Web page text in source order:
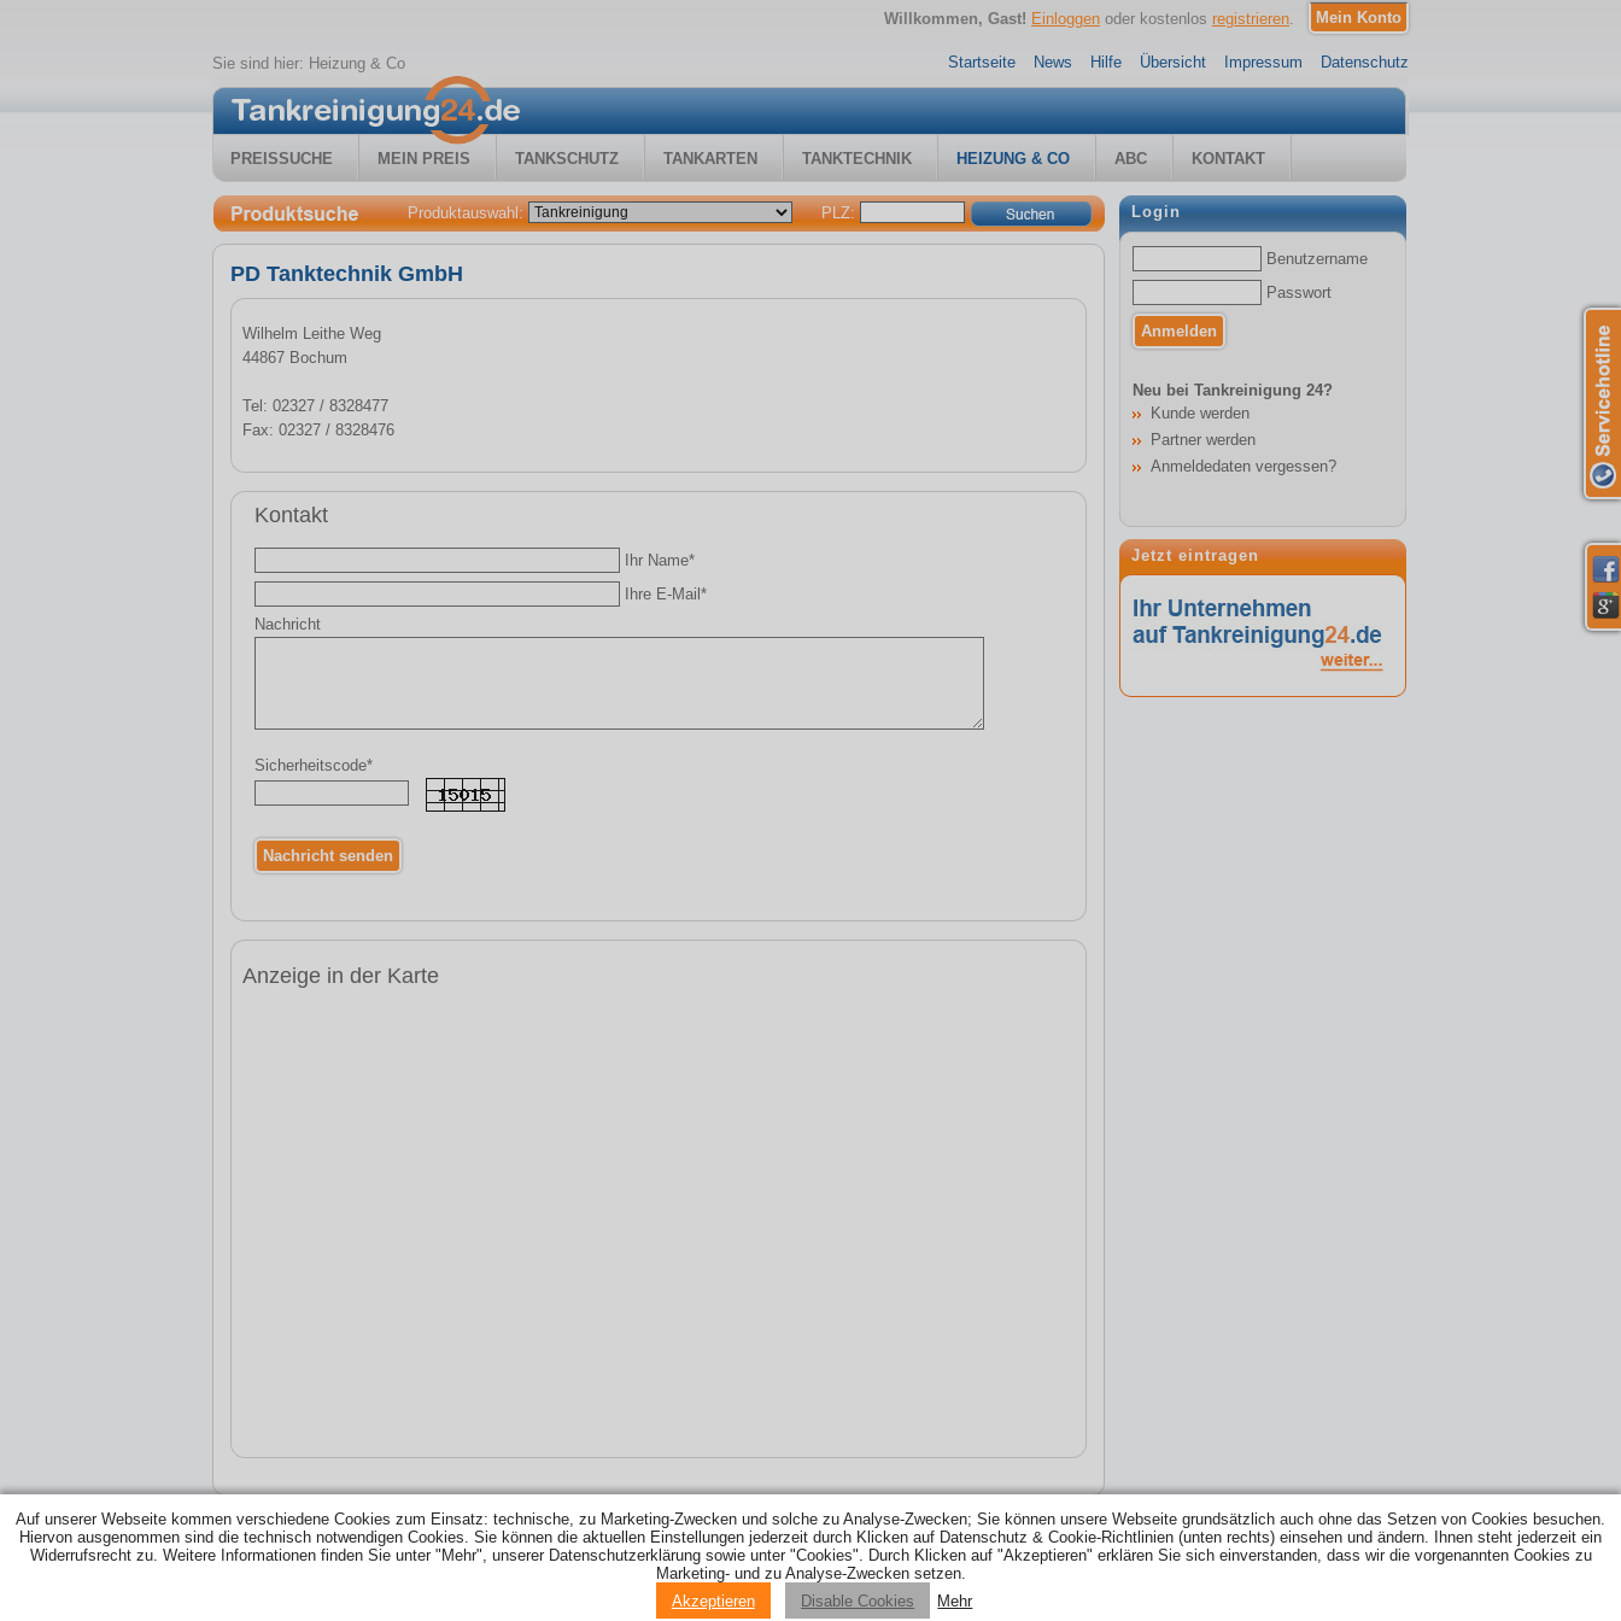
Willkommen, Gast! Einloggen oder kostenlos registrieren
Sie sind hier: Heizung & Co Startseite News Hilfe Übersicht Impressum Datenschutz
PREISSUCHE MEIN PREIS TANKSCHUTZ TANKARTEN TANKTECHNIK HEIZUNG & CO ABC KONTAKT
Produktauswahl: PLZ:
PD Tanktechnik GmbH
Wilhelm Leithe Weg
44867 Bochum
Tel: 02327 / 8328477
Fax: 02327 / 8328476
Kontakt
Ihr Name*
Ihre E-Mail*
Nachricht
Sicherheitscode*
Anzeige in der Karte
Login
Benutzername
Passwort
Neu bei Tankreinigung 24?
Kunde werden
Partner werden
Anmeldedaten vergessen?
Jetzt eintragen
ÜBER UNS|PREISSUCHE|TANKARTEN|HEIZUNG & CO|TANKREINIGUNG|TANKSCHUTZ|TANKINNENBESCHICHTUNG|HILFE|NEWS |FACHBETRIEBSPFLICHT|TIPPS ZUR
WERBEPARTNER | KONTAKT|AGB|IMPRESSUM|MEDIZINSTUDIUM IM AUSLAND
Auf unserer Webseite kommen verschiedene Cookies zum Einsatz: technische, zu Marketing-Zwecken und solche zu Analyse-Zwecken; Sie können unsere Webseite grundsätzlich auch ohne das Setzen von Cookies besuchen.
Hiervon ausgenommen sind die technisch notwendigen Cookies. Sie können die aktuellen Einstellungen jederzeit durch Klicken auf Datenschutz & Cookie-Richtlinien (unten rechts) einsehen und ändern. Ihnen steht jederzeit ein
Widerrufsrecht zu. Weitere Informationen finden Sie unter "Mehr", unserer Datenschutzerklärung sowie unter "Cookies". Durch Klicken auf "Akzeptieren" erklären Sie sich einverstanden, dass wir die vorgenannten Cookies zu
Marketing- und zu Analyse-Zwecken setzen.
Akzeptieren
Disable Cookies Mehr